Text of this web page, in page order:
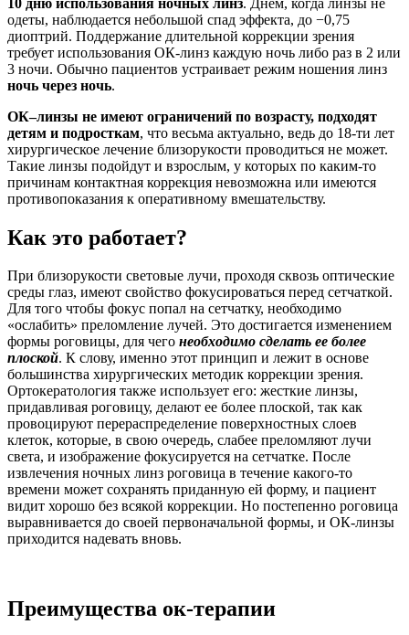
одеты, наблюдается небольшой спад эффекта, до −0,75
диоптрий. Поддержание длительной коррекции зрения
требует использования ОК-линз каждую ночь либо раз в 2 или
3 ночи. Обычно пациентов устраивает режим ношения линз
ночь через ночь.
ОК–линзы не имеют ограничений по возрасту, подходят
детям и подросткам, что весьма актуально, ведь до 18-ти лет
хирургическое лечение близорукости проводиться не может.
Такие линзы подойдут и взрослым, у которых по каким-то
причинам контактная коррекция невозможна или имеются
противопоказания к оперативному вмешательству.
Как это работает?
При близорукости световые лучи, проходя сквозь оптические
среды глаз, имеют свойство фокусироваться перед сетчаткой.
Для того чтобы фокус попал на сетчатку, необходимо
«ослабить» преломление лучей. Это достигается изменением
формы роговицы, для чего необходимо сделать ее более
плоской. К слову, именно этот принцип и лежит в основе
большинства хирургических методик коррекции зрения.
Ортокератология также использует его: жесткие линзы,
придавливая роговицу, делают ее более плоской, так как
провоцируют перераспределение поверхностных слоев
клеток, которые, в свою очередь, слабее преломляют лучи
света, и изображение фокусируется на сетчатке. После
извлечения ночных линз роговица в течение какого-то
времени может сохранять приданную ей форму, и пациент
видит хорошо без всякой коррекции. Но постепенно роговица
выравнивается до своей первоначальной формы, и ОК-линзы
приходится надевать вновь.
Преимущества ок-терапии